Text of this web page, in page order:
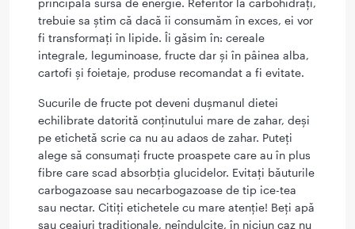
principala sursă de energie. Referitor la carbohidrați,
trebuie sa știm că dacă îi consumăm în exces, ei vor
fi transformați în lipide. Îi găsim în: cereale
integrale, leguminoase, fructe dar și în pâinea alba,
cartofi și foietaje, produse recomandat a fi evitate.
Sucurile de fructe pot deveni dușmanul dietei
echilibrate datorită conținutului mare de zahar, deși
pe etichetă scrie ca nu au adaos de zahar. Puteți
alege să consumați fructe proaspete care au în plus
fibre care scad absorbția glucidelor. Evitați băuturile
carbogazoase sau necarbogazoase de tip ice-tea
sau nectar. Citiți etichetele cu mare atenție! Beți apă
sau ceaiuri tradiționale, neîndulcite, în niciun caz nu